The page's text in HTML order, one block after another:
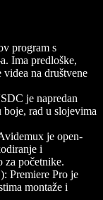
program s
Ima predloške,
na društvene
je napredan
rad u slojevima
je open-
i
za početnike.
: Premiere Pro je
montaže i